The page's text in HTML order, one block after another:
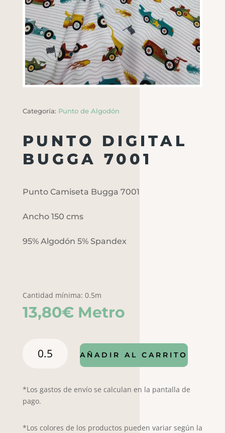
Categoría: Punto de Algodón
PUNTO DIGITAL
BUGGA 7001
Punto Camiseta Bugga 7001
Ancho 150 cms
95% Algodón 5% Spandex
Cantidad mínima: 0.5m
13,80€ Metro
Digital
cantidad
AÑADIR AL CARRITO
*Los gastos de envío se calculan en la pantalla de
pago.
*Los colores de los productos pueden variar según la